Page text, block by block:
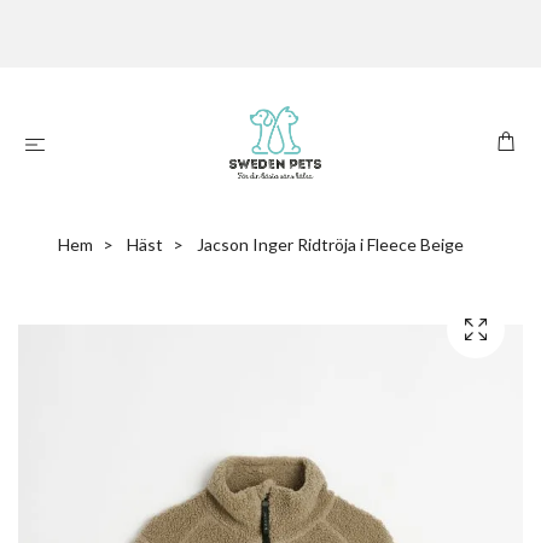
Hem Häst Jacson Inger Ridtröja i Fleece Beige